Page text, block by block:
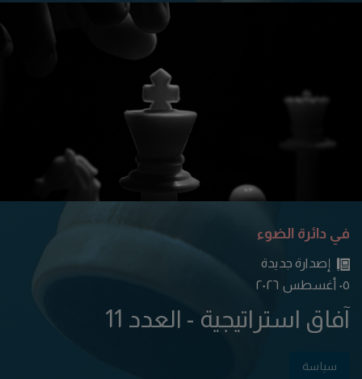
في دائرة الضوء
إصدارة جديدة
٠٥ أغسطس ٢٠٢٦
آفاق استراتيجية - العدد 11
سياسة